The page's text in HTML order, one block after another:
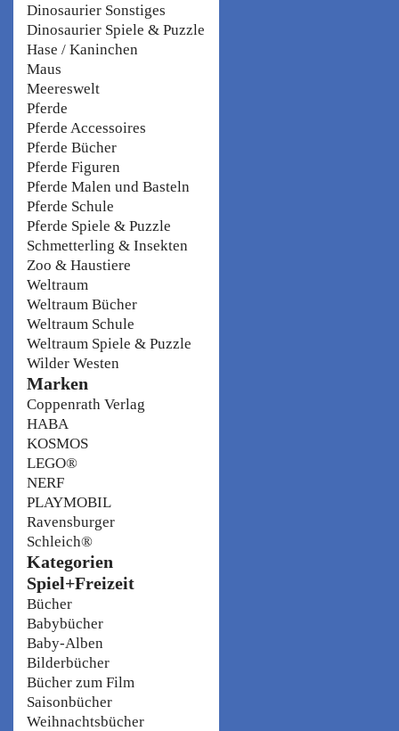
Dinosaurier Sonstiges
Dinosaurier Spiele & Puzzle
Hase / Kaninchen
Maus
Meereswelt
Pferde
Pferde Accessoires
Pferde Bücher
Pferde Figuren
Pferde Malen und Basteln
Pferde Schule
Pferde Spiele & Puzzle
Schmetterling & Insekten
Zoo & Haustiere
Weltraum
Weltraum Bücher
Weltraum Schule
Weltraum Spiele & Puzzle
Wilder Westen
Marken
Coppenrath Verlag
HABA
KOSMOS
LEGO®
NERF
PLAYMOBIL
Ravensburger
Schleich®
Kategorien
Spiel+Freizeit
Bücher
Babybücher
Baby-Alben
Bilderbücher
Bücher zum Film
Saisonbücher
Weihnachtsbücher